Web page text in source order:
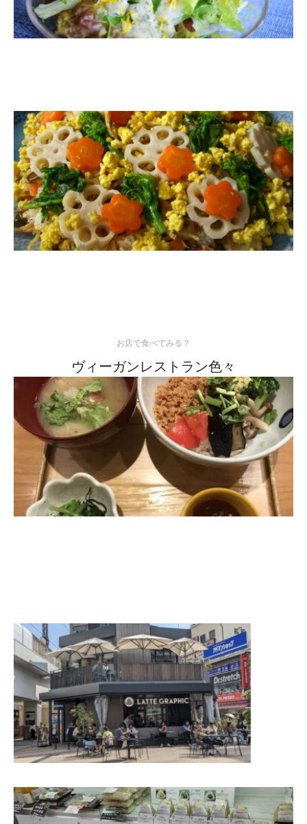
お店で食べてみる？
ヴィーガンレストラン色々